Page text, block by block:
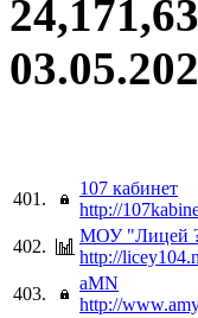
401.
107 кабинет
http://
402.
МОУ "Лицей ?
http://
403.
aMN
http://